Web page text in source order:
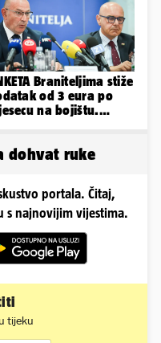
Braniteljima stiže
od 3 eura po
na bojištu.
dohvat ruke
portala. Čitaj,
s najnovijim vijestima.
tijeku